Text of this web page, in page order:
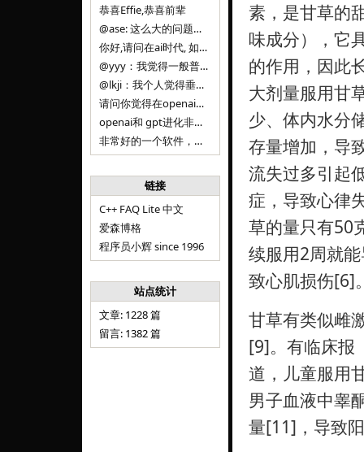
恭喜Effie,恭喜前辈
@ase: 这么大的问题，我觉得我并没有答案。又或者说，每个人（公司）有自己的答案。
你好,请问在ai时代, 如何做软件. 是像以前那样,先构建软件的功能界面和服务,比如Office,嘀嘀打车,airbnb那样的界面
@yyy：我觉得一般普通人（非技术类以及非AI专业领域的人）会接触到的大语言模型肯定是大厂的超级模型。开源模型以后会更多被用在垂直
@lkji：我个人觉得垂直模型会自成一条发展线路的。AI 落地实际应用，一定还是垂直领域会更多。只是，垂直领域每个领域都不大，所以
请问你觉得在openai大语言模型一日千里的情况下，人们还需要去了解学习理解使用开源模型吗，还是说只需要使用openai的大语言模
openai和 gpt进化非常快， 还有垂直模型的机会吗
非常好的一个软件，恭喜。
链接
C++ FAQ Lite 中文
爱森博格
程序员小辉 since 1996
站点统计
文章: 1228 篇
留言: 1382 篇
素，是甘草的
味成分），它
的作用，因此
大剂量服用甘
少、体内水分
存量增加，导
流失过多引起
症，导致心律
草的量只有50
续服用2周就
致心肌损伤[6]
甘草有类似雌
[9]。有临床报
道，儿童服用
男子血液中睾
量[11]，导致